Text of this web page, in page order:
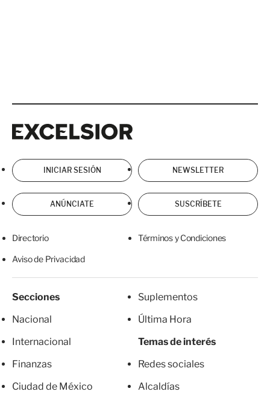
INICIAR SESIÓN NEWSLETTER
ANÚNCIATE SUSCRÍBETE
Directorio Términos y Condiciones
Aviso de Privacidad
Secciones
Nacional
Internacional
Finanzas
Ciudad de México
Suplementos
Última Hora
Temas de interés
Redes sociales
Alcaldías